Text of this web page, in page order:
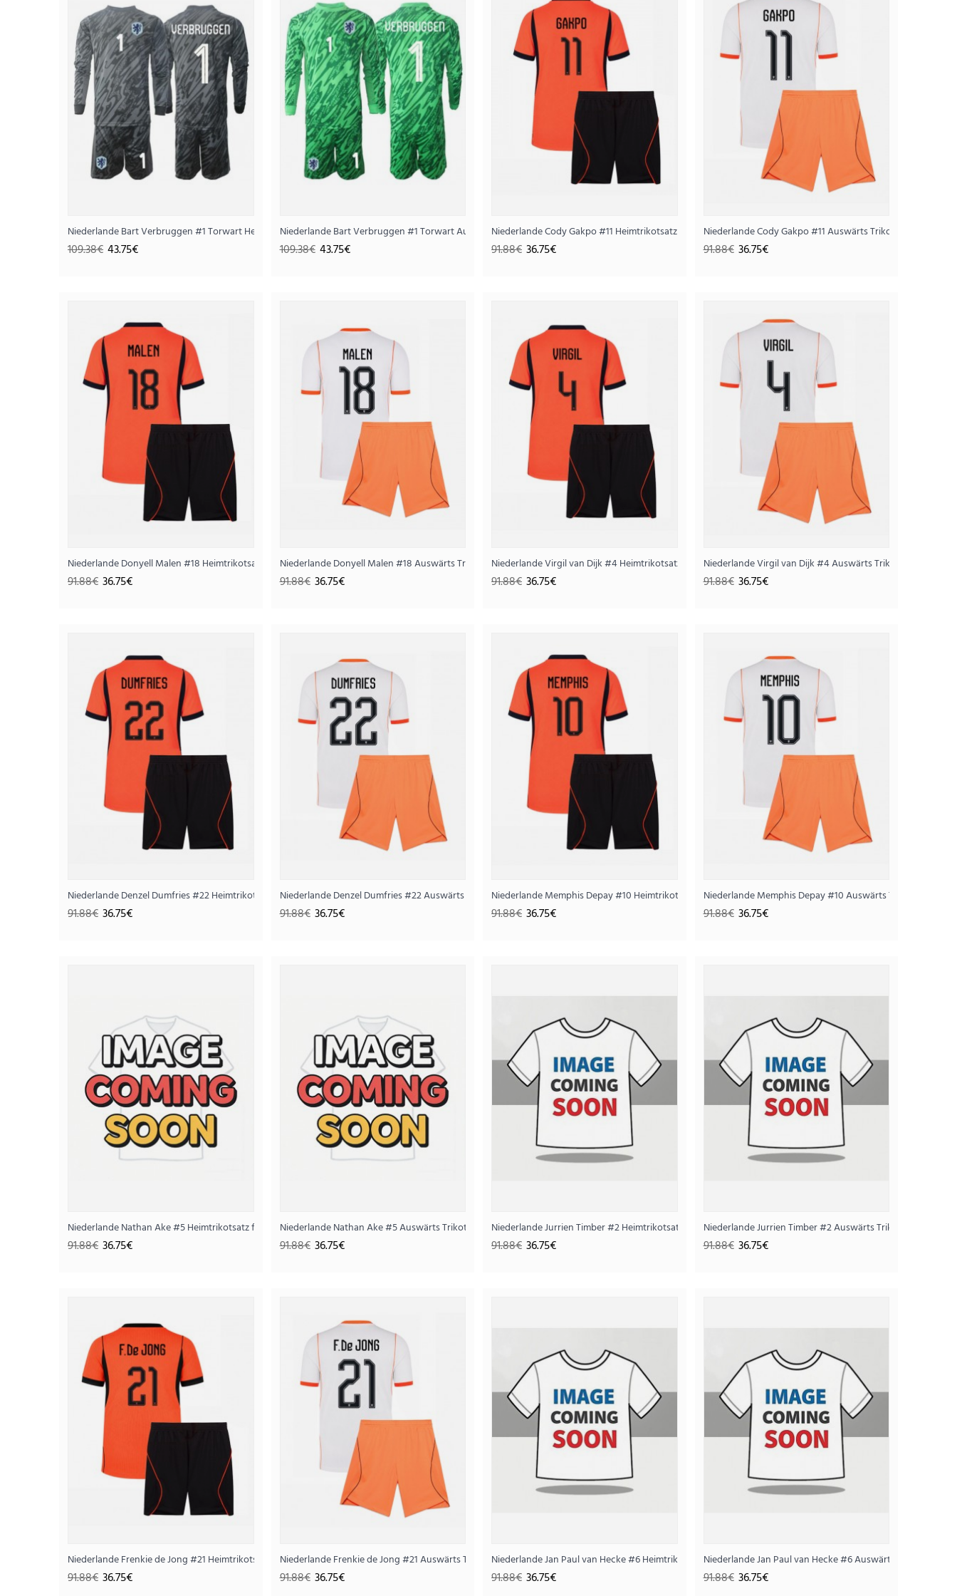
101.88€ 40.75€
Niederlande Torwart Heimtrikotsatz für Kinder WM 2026 Langarm (+ Kurze Hosen)
SALE Niederlande Torwart Auswärts Trikotsatz für Kinder WM 2026 Langarm (+ Kurze Hosen)
109.38€
43.75€
..
SALE
Niederlande Bart Verbruggen #1 Torwart Heimtrikotsatz für Kinder WM 2026 Kurzarm (+ Kurze
Hosen)
101.88€ 40.75€
..
SALE
Niederlande Bart Verbruggen #1 Torwart Auswärts Trikotsatz für Kinder WM 2026 Kurzarm (+
Kurze Hosen)
101.88€
40.75€
Niederlande Bart Verbruggen #1 Torwart Heimtrikotsatz für Kinder WM 2026 Langarm (+ Kurze Hosen)
109.38€ 43.75€
Niederlande Bart Verbruggen #1 Torwart Auswärts Trikotsatz für Kinder WM 2026 Langarm (+ Kurze Hosen)
109.38€ 43.75€
Niederlande Cody Gakpo #11 Heimtrikotsatz für Kinder WM 2026 Kurzarm (+ Kurze Hosen)
91.88€ 36.75€
Niederlande Cody Gakpo #11 Auswärts Trikotsatz für
91.88€ 36.75€
Niederlande Donyell Malen #18 Heimtrikotsatz für Kinder WM 2026 Kurzarm (+ Kurze Hosen)
91.88€ 36.75€
Niederlande Donyell Malen #18 Auswärts Trikotsatz für Kinder WM 2026 Kurzarm (+ Kurze Hosen)
91.88€ 36.75€
Niederlande Virgil van Dijk #4 Heimtrikotsatz für Kinder WM 2026 Kurzarm (+ Kurze Hosen)
91.88€ 36.75€
Niederlande Virgil van Dijk #4 Auswärts Trikotsatz für
91.88€ 36.75€
Niederlande Denzel Dumfries #22 Heimtrikotsatz für Kinder WM 2026 Kurzarm (+ Kurze Hosen)
91.88€ 36.75€
Niederlande Denzel Dumfries #22 Auswärts Trikotsatz für Kinder WM 2026 Kurzarm (+ Kurze Hosen)
91.88€ 36.75€
Niederlande Memphis Depay #10 Heimtrikotsatz für Kinder WM 2026 Kurzarm (+ Kurze Hosen)
91.88€ 36.75€
Niederlande Memphis Depay #10 Auswärts Trikotsatz für
91.88€ 36.75€
Niederlande Nathan Ake #5 Heimtrikotsatz für Kinder WM 2026 Kurzarm (+ Kurze Hosen)
91.88€ 36.75€
Niederlande Nathan Ake #5 Auswärts Trikotsatz für Kinder WM 2026 Kurzarm (+ Kurze Hosen)
91.88€ 36.75€
Niederlande Jurrien Timber #2 Heimtrikotsatz für Kinder WM 2026 Kurzarm (+ Kurze Hosen)
91.88€ 36.75€
Niederlande Jurrien Timber #2 Auswärts Trikotsatz für
91.88€ 36.75€
Niederlande Frenkie de Jong #21 Heimtrikotsatz für Kinder WM 2026 Kurzarm (+ Kurze Hosen)
91.88€ 36.75€
Niederlande Frenkie de Jong #21 Auswärts Trikotsatz für Kinder WM 2026 Kurzarm (+ Kurze Hosen)
91.88€ 36.75€
Niederlande Jan Paul van Hecke #6 Heimtrikotsatz für Kinder WM 2026 Kurzarm (+ Kurze Hosen)
91.88€ 36.75€
Niederlande Jan Paul van Hecke #6 Auswärts Trikotsatz
91.88€ 36.75€